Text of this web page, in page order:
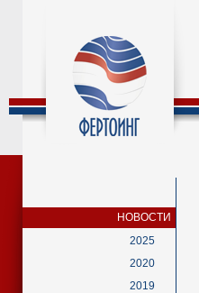
НОВОСТИ
2025
2020
2019